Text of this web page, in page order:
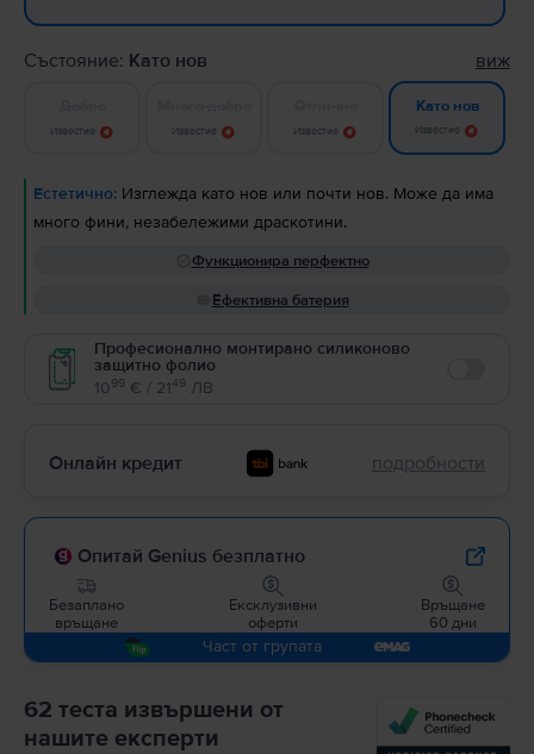
Състояние: Като нов виж
Известие Известие Известие
Като нов
Известие
Естетично: Изглежда като нов или почти нов. Може да има
много фини, незабележими драскотини.
Функционира перфектно
Ефективна батерия
Професионално монтирано силиконово
защитно фолио
1099 € / 2149 ЛВ
Онлайн кредит подробности
Опитай Genius безплатно
Безаплано
връщане
Ексклузивни
оферти
Връщане
60 дни
Част от групата
62 теста извършени от
нашите експерти